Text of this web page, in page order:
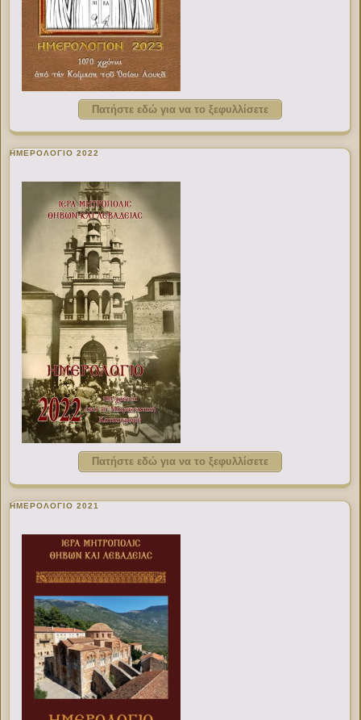
Πατήστε εδώ για να το ξεφυλλίσετε
ΗΜΕΡΟΛΟΓΙΟ 2022
Πατήστε εδώ για να το ξεφυλλίσετε
ΗΜΕΡΟΛΟΓΙΟ 2021